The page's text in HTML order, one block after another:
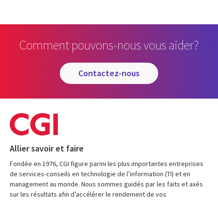
Comment pouvons-nous vous aider?
contactez-nous
Allier savoir et faire
Fondée en 1976, CGI figure parmi les plus importantes entreprises
de services-conseils en technologie de l’information (TI) et en
management au monde. Nous sommes guidés par les faits et axés
sur les résultats afin d’accélérer le rendement de vos